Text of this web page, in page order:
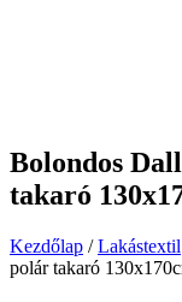
Bolondos
takaró
Kezdőlap /Lakástextil
polár takaró